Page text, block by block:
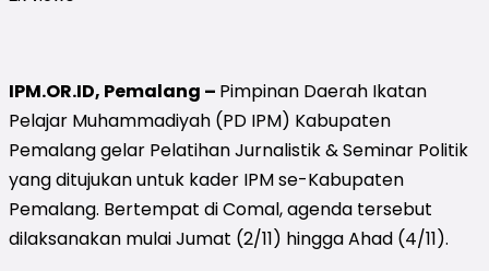
IPM.OR.ID, Pemalang – Pimpinan Daerah Ikatan
Pelajar Muhammadiyah (PD IPM) Kabupaten
Pemalang gelar Pelatihan Jurnalistik & Seminar Politik
yang ditujukan untuk kader IPM se-Kabupaten
Pemalang. Bertempat di Comal, agenda tersebut
dilaksanakan mulai Jumat (2/11) hingga Ahad (4/11).